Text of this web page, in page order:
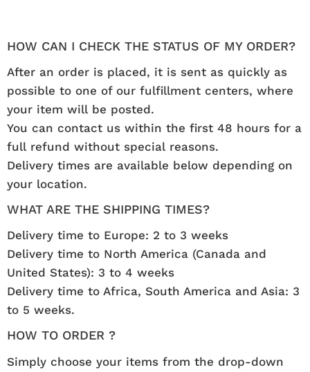
HOW CAN I CHECK THE STATUS OF MY ORDER?
After an order is placed, it is sent as quickly as
possible to one of our fulfillment centers, where
your item will be posted.
You can contact us within the first 48 hours for a
full refund without special reasons.
Delivery times are available below depending on
your location.
WHAT ARE THE SHIPPING TIMES?
Delivery time to Europe: 2 to 3 weeks
Delivery time to North America (Canada and
United States): 3 to 4 weeks
Delivery time to Africa, South America and Asia: 3
to 5 weeks.
HOW TO ORDER ?
Simply choose your items from the drop-down